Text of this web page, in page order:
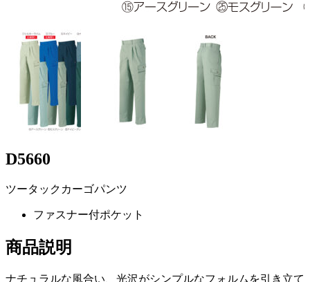
D5660
ツータックカーゴパンツ
ファスナー付ポケット
商品説明
ナチュラルな風合い、光沢がシンプルなフォルムを引き立て